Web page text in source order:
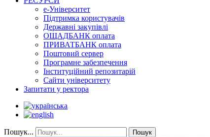
е-Університет
Підтримка користувачів
Державні закупівлі
ОЩАДБАНК оплата
ПРИВАТБАНК оплата
Поштовий сервер
Програмне забезпечення
Інституційний репозитарій
Сайти університету
Запитати у ректора
Пошук... Пошук